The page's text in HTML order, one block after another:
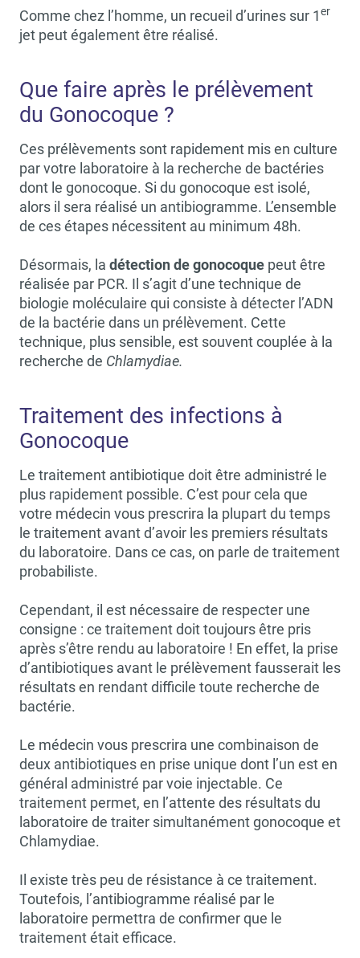
Comme chez l’homme, un recueil d’urines sur 1er
jet peut également être réalisé.
Que faire après le prélèvement
du Gonocoque ?
Ces prélèvements sont rapidement mis en culture
par votre laboratoire à la recherche de bactéries
dont le gonocoque. Si du gonocoque est isolé,
alors il sera réalisé un antibiogramme. L’ensemble
de ces étapes nécessitent au minimum 48h.
Désormais, la détection de gonocoque peut être
réalisée par PCR. Il s’agit d’une technique de
biologie moléculaire qui consiste à détecter l’ADN
de la bactérie dans un prélèvement. Cette
technique, plus sensible, est souvent couplée à la
recherche de Chlamydiae.
Traitement des infections à
Gonocoque
Le traitement antibiotique doit être administré le
plus rapidement possible. C’est pour cela que
votre médecin vous prescrira la plupart du temps
le traitement avant d’avoir les premiers résultats
du laboratoire. Dans ce cas, on parle de traitement
probabiliste.
Cependant, il est nécessaire de respecter une
consigne : ce traitement doit toujours être pris
après s’être rendu au laboratoire ! En effet, la prise
d’antibiotiques avant le prélèvement fausserait les
résultats en rendant difficile toute recherche de
bactérie.
Le médecin vous prescrira une combinaison de
deux antibiotiques en prise unique dont l’un est en
général administré par voie injectable. Ce
traitement permet, en l’attente des résultats du
laboratoire de traiter simultanément gonocoque et
Chlamydiae.
Il existe très peu de résistance à ce traitement.
Toutefois, l’antibiogramme réalisé par le
laboratoire permettra de confirmer que le
traitement était efficace.